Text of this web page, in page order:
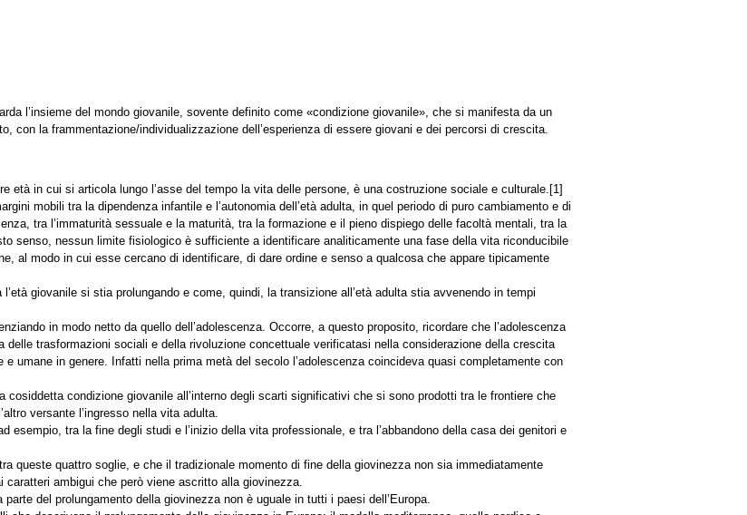
l’insieme del mondo giovanile, sovente definito come «condizione giovanile», che si manifesta da un
con la frammentazione/individualizzazione dell’esperienza di essere giovani e dei percorsi di crescita.
età in cui si articola lungo l’asse del tempo la vita delle persone, è una costruzione sociale e culturale.[1]
mobili tra la dipendenza infantile e l’autonomia dell’età adulta, in quel periodo di puro cambiamento e di
tra l’immaturità sessuale e la maturità, tra la formazione e il pieno dispiego delle facoltà mentali, tra la
senso, nessun limite fisiologico è sufficiente a identificare analiticamente una fase della vita riconducibile
al modo in cui esse cercano di identificare, di dare ordine e senso a qualcosa che appare tipicamente
giovanile si stia prolungando e come, quindi, la transizione all’età adulta stia avvenendo in tempi
in modo netto da quello dell’adolescenza. Occorre, a questo proposito, ricordare che l’adolescenza
trasformazioni sociali e della rivoluzione concettuale verificatasi nella considerazione della crescita
umane in genere. Infatti nella prima metà del secolo l’adolescenza coincideva quasi completamente con
cosiddetta condizione giovanile all’interno degli scarti significativi che si sono prodotti tra le frontiere che
versante l’ingresso nella vita adulta.
esempio, tra la fine degli studi e l’inizio della vita professionale, e tra l’abbandono della casa dei genitori e
queste quattro soglie, e che il tradizionale momento di fine della giovinezza non sia immediatamente
caratteri ambigui che però viene ascritto alla giovinezza.
del prolungamento della giovinezza non è uguale in tutti i paesi dell’Europa.